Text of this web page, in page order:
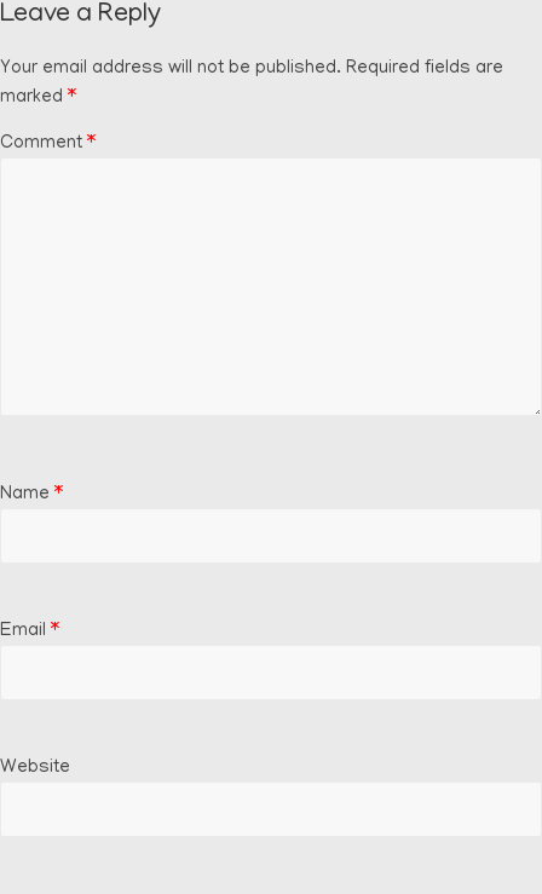
Leave a Reply
Your email address will not be published. Required fields are
marked *
Comment *
Name *
Email *
Website